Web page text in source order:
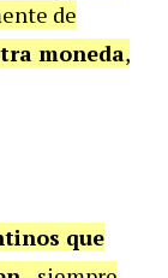
de
moneda,
que